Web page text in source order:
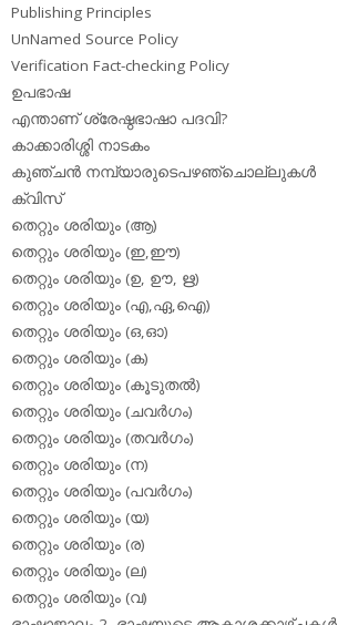
Publishing Principles
UnNamed Source Policy
Verification Fact-checking Policy
ഉപഭാഷ
എന്താണ് ശ്രേഷ്ഠഭാഷാ പദവി?
കാക്കാരിശ്ശി നാടകം
കുഞ്ചന്‍ നമ്പ്യാരുടെപഴഞ്ചൊല്ലുകള്‍
ക്വിസ്
തെറ്റും ശരിയും (ആ)
തെറ്റും ശരിയും (ഇ,ഈ)
തെറ്റും ശരിയും (ഉ, ഊ, ഋ)
തെറ്റും ശരിയും (എ,ഏ,ഐ)
തെറ്റും ശരിയും (ഒ,ഓ)
തെറ്റും ശരിയും (ക)
തെറ്റും ശരിയും (കൂടുതല്‍)
തെറ്റും ശരിയും (ചവര്‍ഗം)
തെറ്റും ശരിയും (തവര്‍ഗം)
തെറ്റും ശരിയും (ന)
തെറ്റും ശരിയും (പവര്‍ഗം)
തെറ്റും ശരിയും (യ)
തെറ്റും ശരിയും (ര)
തെറ്റും ശരിയും (ല)
തെറ്റും ശരിയും (വ)